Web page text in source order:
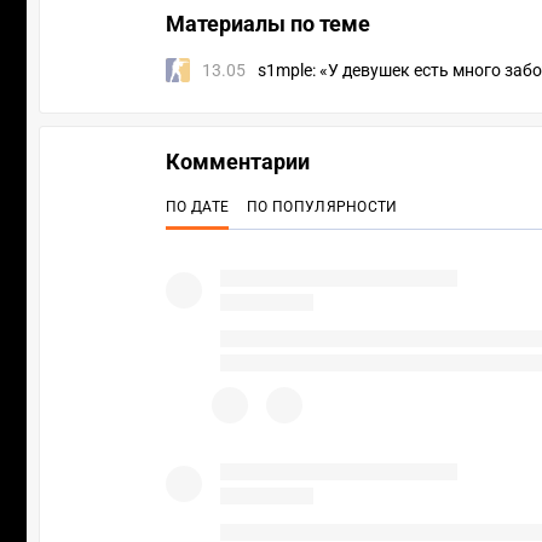
Материалы по теме
13.05 s1mple: «У девушек есть много
Комментарии
ПО ДАТЕ ПО ПОПУЛЯРНОСТИ